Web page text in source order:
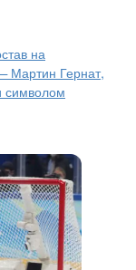
на
Мартин Гернат,
символом